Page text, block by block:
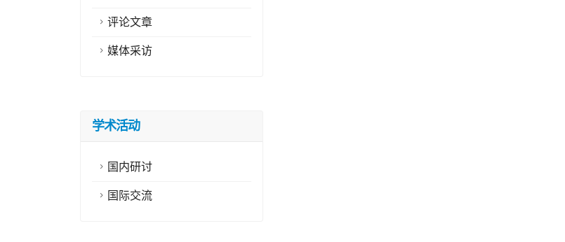
评论文章
媒体采访
学术活动
国内研讨
国际交流